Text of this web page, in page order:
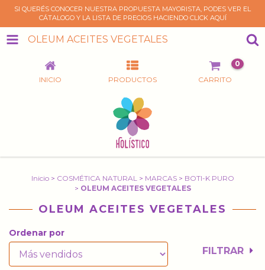
SI QUERÉS CONOCER NUESTRA PROPUESTA MAYORISTA, PODES VER EL
CÁTALOGO Y LA LISTA DE PRECIOS HACIENDO CLICK AQUÍ
OLEUM ACEITES VEGETALES
INICIO PRODUCTOS CARRITO
0
Inicio > COSMÉTICA NATURAL > MARCAS > BOTI-K PURO
> OLEUM ACEITES VEGETALES
OLEUM ACEITES VEGETALES
Ordenar por
FILTRAR